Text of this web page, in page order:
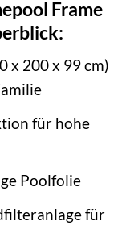
Frame
x 200 x 99 cm)
für hohe
Poolfolie
für